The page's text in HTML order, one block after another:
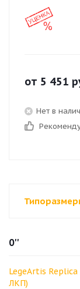
от 5 451
Нет в
0''
LegeArtis Replica
ЛКП)